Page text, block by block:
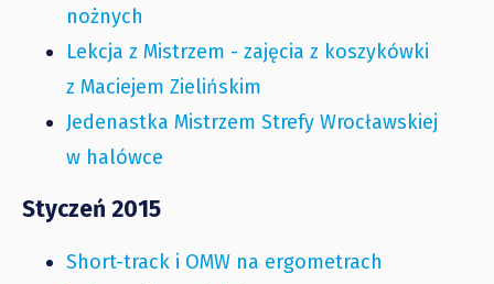
nożnych
Lekcja z Mistrzem - zajęcia z koszykówki
z Maciejem Zielińskim
Jedenastka Mistrzem Strefy Wrocławskiej
w halówce
Styczeń 2015
Short-track i OMW na ergometrach